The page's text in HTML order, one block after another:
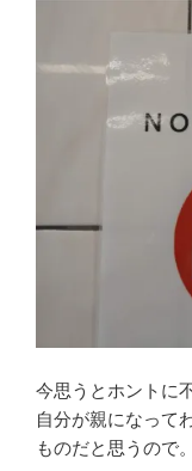
今思うとホントに
自分が親になって
ものだと思うので